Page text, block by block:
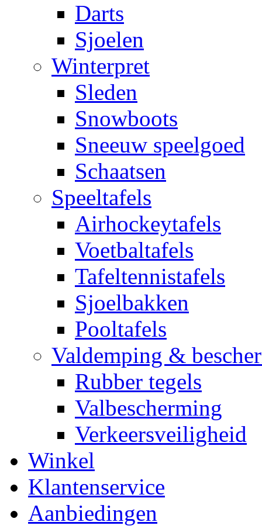
Darts
Sjoelen
Winterpret
Sleden
Snowboots
Sneeuw speelgoed
Schaatsen
Speeltafels
Airhockeytafels
Voetbaltafels
Tafeltennistafels
Sjoelbakken
Pooltafels
Valdemping &
Rubber tegels
Valbescherming
Verkeersveiligheid
Winkel
Klantenservice
Aanbiedingen